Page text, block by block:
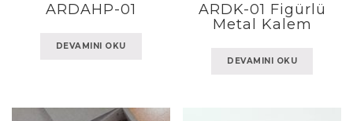
ARDAHP-01
DEVAMINI OKU
ARDK-01 Figürlü
Metal Kalem
DEVAMINI OKU